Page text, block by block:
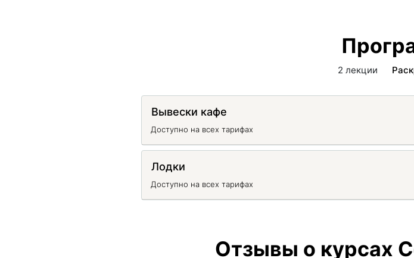
2 лекции
Вывески кафе
Доступно на всех тарифах
Лодки
Доступно на всех тарифах
Отзывы о курсах